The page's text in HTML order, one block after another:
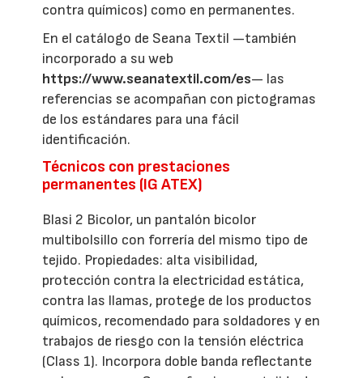
contra químicos) como en permanentes.
En el catálogo de Seana Textil —también
incorporado a su web
https://www.seanatextil.com/es— las
referencias se acompañan con pictogramas
de los estándares para una fácil
identificación.
Técnicos con prestaciones
permanentes (IG ATEX)
Blasi 2 Bicolor, un pantalón bicolor
multibolsillo con forrería del mismo tipo de
tejido. Propiedades: alta visibilidad,
protección contra la electricidad estática,
contra las llamas, protege de los productos
químicos, recomendado para soldadores y en
trabajos de riesgo con la tensión eléctrica
(Class 1). Incorpora doble banda reflectante